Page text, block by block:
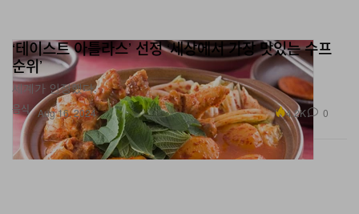
음식
‘테이스트 아틀라스’ 선정 ‘세상에서 가장 맛있는 수프
순위’
세계가 인정했다.
Aug 16, 2024 4.2K 0